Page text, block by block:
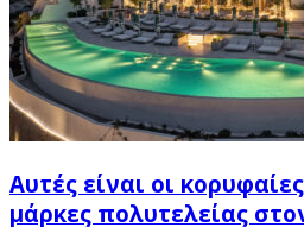
Αυτές είναι οι
μάρκες πολυτελείας